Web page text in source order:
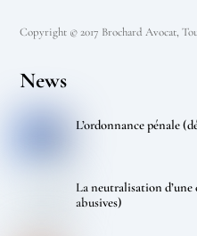
Copyright © 2017 Brochard Avocat,
News
L’ordonnance pénale
La neutralisation d’une
abusives)